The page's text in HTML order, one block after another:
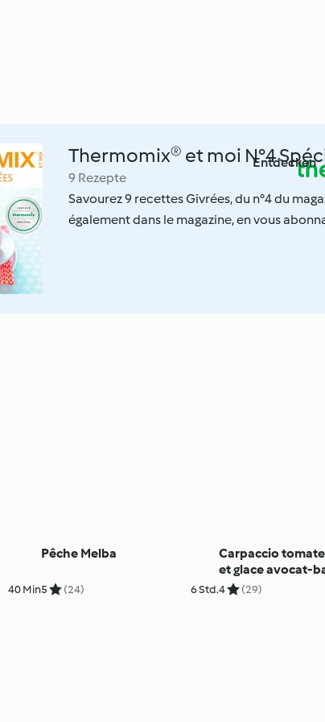
Entdecken
Thermomix® et moi N°4
9 Rezepte
Savourez 9 recettes Givrées, du n°4 du
également dans le magazine, en vous
40 Min
Pêche Melba
5 (24) 6 Std.
Carpaccio
et glace avocat-
4 (29)